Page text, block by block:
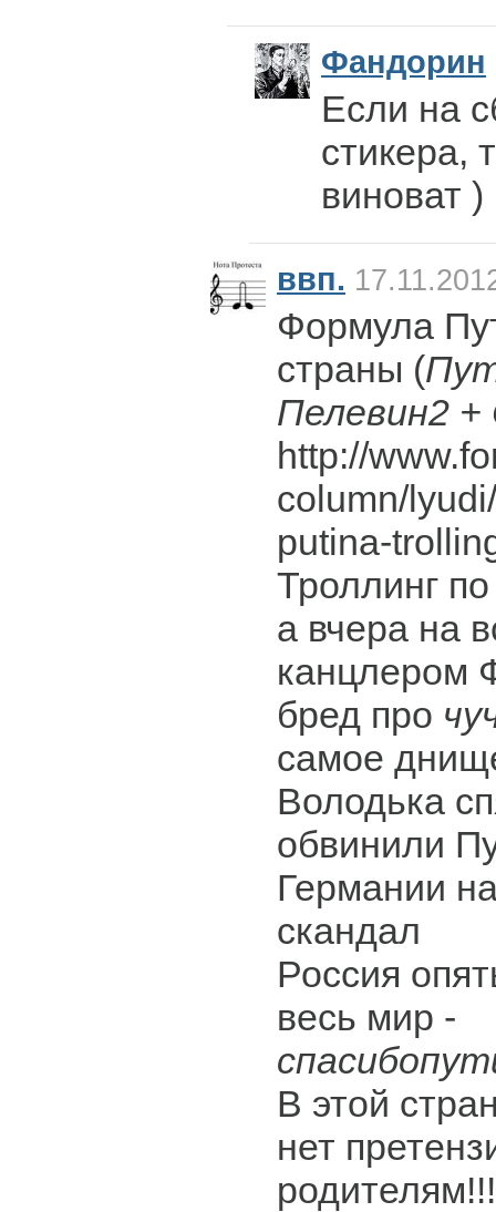
Фандорин
Если на
стикера,
виноват )
ввп.
Формула
страны (
Пелевин2 +
http://
column/
putina-
Троллинг
а вчера на
канцлером
бред про
самое
Володька
обвинили
Германии
скандал
Россия
весь мир -
В этой
нет
родителям!!!